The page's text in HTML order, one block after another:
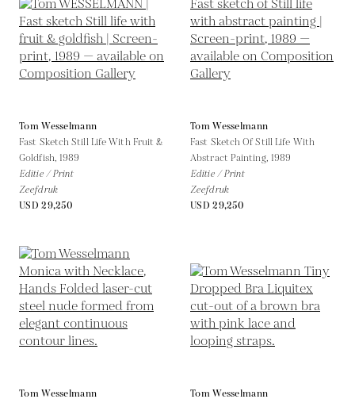
Tom Wesselmann
Fast Sketch Still Life With Fruit &
Goldfish, 1989
Editie / Print
Zeefdruk
USD 29,250
Tom Wesselmann
Fast Sketch Of Still Life With
Abstract Painting, 1989
Editie / Print
Zeefdruk
USD 29,250
Tom Wesselmann
Tom Wesselmann